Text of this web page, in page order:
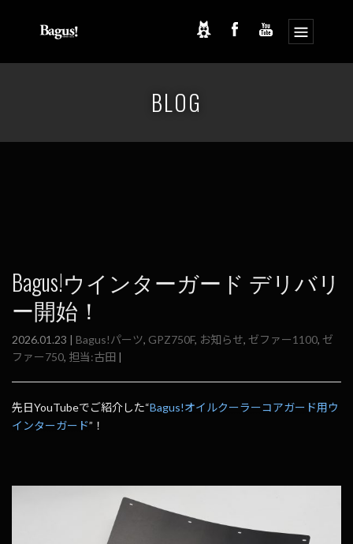
BLOG
Bagus!ウインターガード デリバリ
ー開始！
2026.01.23 | Bagus!パーツ, GPZ750F, お知らせ, ゼファー1100, ゼ
ファー750, 担当:古田 |
先日YouTubeでご紹介した“Bagus!オイルクーラーコアガード用ウ
インターガード”！